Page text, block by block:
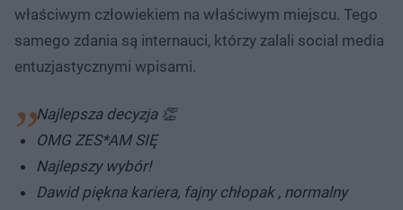
właściwym człowiekiem na właściwym miejscu. Tego
samego zdania są internauci, którzy zalali social media
entuzjastycznymi wpisami.
Najlepsza decyzja 👏
OMG ZES*AM SIĘ
Najlepszy wybór!
Dawid piękna kariera, fajny chłopak , normalny